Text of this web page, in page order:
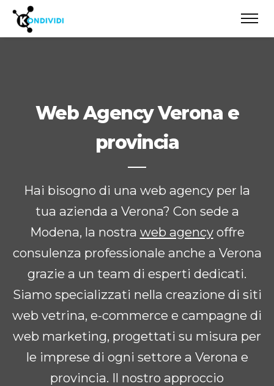
Web Agency Verona e
provincia
Hai bisogno di una web agency per la
tua azienda a Verona? Con sede a
Modena, la nostra web agencyoffre
consulenza professionale anche a Verona
grazie a un team di esperti dedicati.
Siamo specializzati nella creazione di siti
web vetrina, e-commerce e campagne di
web marketing, progettati su misura per
le imprese di ogni settore a Verona e
provincia. Il nostro approccio